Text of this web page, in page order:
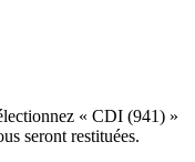
« CDI (941) »
seront restituées.